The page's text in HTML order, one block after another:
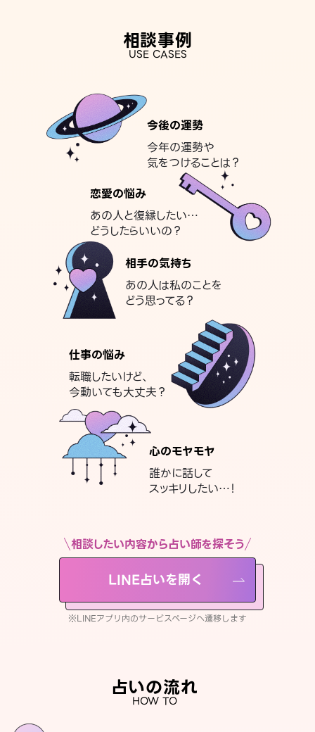
相談事例
USE CASES
今後の運勢
今年の運勢や
気をつけることは？
恋愛の悩み
あの人と復縁したい…
どうしたらいいの？
相手の気持ち
あの人は私のことを
どう思ってる？
仕事の悩み
転職したいけど、
今動いても大丈夫？
心のモヤモヤ
誰かに話して
スッキリしたい…！
相談したい内容から占い師を探そう
LINE占いを開く
※LINEアプリ内のサービスページへ遷移します
占いの流れ
HOW TO